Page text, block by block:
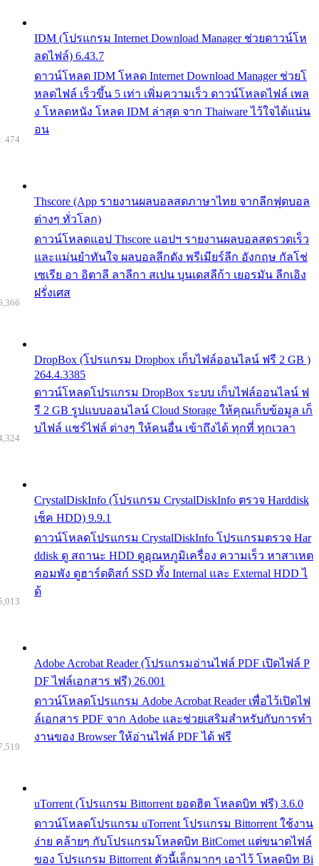
IDM (โปรแกรม Internet Download Manager ช่วยดาวน์โห
ลดไฟล์) 6.43.7
ดาวน์โหลด IDM โหลด Internet Download Manager ช่วยโ
หลดไฟล์ เร็วขึ้น 5 เท่า เพิ่มความเร็ว ดาวน์โหลดไฟล์ เพล
ง โหลดหนัง โหลด IDM ล่าสุด จาก Thaiware ไว้ใจได้แน่น
อน
Thscore (App รายงานผลบอลสดภาษาไทย จากลีกฟุตบอล
ต่างๆ ทั่วโลก)
ดาวน์โหลดแอป Thscore แอปฯ รายงานผลบอลสดรวดเร็ว
และแม่นยำทันใจ ผลบอลลีกดัง พรีเมียร์ลีก อังกฤษ กัลโช่
เซเรีย อา อิตาลี ลาลีกา สเปน บุนเดสลีก้า เยอรมัน ลีกเอิง
ฝรั่งเศส
474
DropBox (โปรแกรม Dropbox เก็บไฟล์ออนไลน์ ฟรี 2 GB )
264.4.3385
ดาวน์โหลดโปรแกรม DropBox ระบบ เก็บไฟล์ออนไลน์ ฟ
รี 2 GB รูปแบบออนไลน์ Cloud Storage ให้คุณเก็บข้อมูล เก็
บไฟล์ แชร์ไฟล์ ต่างๆ ให้คนอื่น เข้าถึงได้ ทุกที่ ทุกเวลา
CrystalDiskInfo (โปรแกรม CrystalDiskInfo ตรวจ Harddisk
เช็ค HDD) 9.9.1
ดาวน์โหลดโปรแกรม CrystalDiskInfo โปรแกรมตรวจ Har
ddisk ดู สถานะ HDD ดูอุณหภูมิเครื่อง ความเร็ว หาสาเหต
คอมพัง ดูฮาร์ดดิสก์ SSD ทั้ง Internal และ External HDD ไ
ด้
Adobe Acrobat Reader (โปรแกรมอ่านไฟล์ PDF เปิดไฟล์ P
DF ไฟล์เอกสาร ฟรี) 26.001
ดาวน์โหลดโปรแกรม Adobe Acrobat Reader เพื่อไว้เปิดไฟ
ล์เอกสาร PDF จาก Adobe และช่วยเสริมสำหรับกับการทำ
งานของ Browser ให้อ่านไฟล์ PDF ได้ ฟรี
uTorrent (โปรแกรม Bittorrent ยอดฮิต โหลดบิท ฟรี) 3.6.0
ดาวน์โหลดโปรแกรม uTorrent โปรแกรม Bittorrent ใช้งาน
ง่าย คล้ายๆ กับโปรแกรมโหลดบิท BitComet แต่ขนาดไฟล์
ของ โปรแกรม Bittorrent ตัวนี้เล็กมากๆ เอาไว้ โหลดบิท Bi